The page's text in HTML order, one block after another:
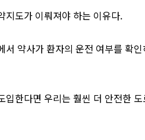
지도가 이뤄져야 하는 이유다.
약사가 환자의 운전 여부를 확
한다면 우리는 훨씬 더 안전한